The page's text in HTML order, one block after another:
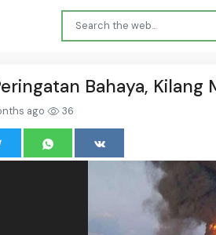
Bahaya,
ago 36